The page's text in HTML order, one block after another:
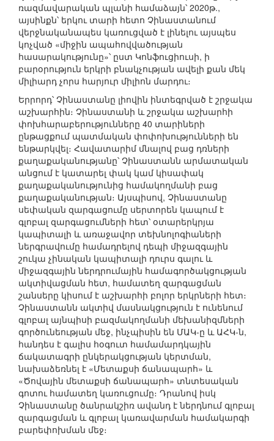
ռազմավարական պլանի համաձայն՝ 2020թ.,
այսինքն՝ երկու տարի հետո Չինաստանում
վերջնականապես կառուցված է լինելու այսպես
կոչված «միջին ապահովվածության
հասարակությունը»՝ ըստ Կոնֆուցիուսի, ի
բարօրություն երկրի բնակչության ավելի քան մեկ
միլիարդ չորս հարյուր միլիոն մարդու։
Երրորդ՝ Չինաստանը լիովին ինտեգրված է շրջակա
աշխարհին։ Չինաստանի և շրջակա աշխարհի
փոխհարաբերությունները 40 տարիների
ընթացքում պատմական փոփոխությունների են
ենթարկվել։ Հավատարիմ մնալով բաց դռների
քաղաքականությանը՝ Չինաստանն արմատական
անցում է կատարել փակ կամ կիսափակ
քաղաքականությունից համակողմանի բաց
քաղաքականության։ Այսպիսով, Չինաստանը
սեփական զարգացումը սերտորեն կապում է
գլոբալ զարգացումների հետ՝ օտարերկրյա
կապիտալի և առաջավոր տեխնոլոգիաների
ներգրավումը համադրելով դեպի միջազգային
շուկա չինական կապիտալի դուրս գալու և
միջազգային ներդրումային համագործակցության
ակտիվացման հետ, համատեղ զարգացման
շանսերը կիսում է աշխարհի բոլոր երկրների հետ։
Չինաստանն ակտիվ մասնակցություն է ունենում
գլոբալ այնպիսի բազմակողմանի մեխանիզմների
գործունեության մեջ, ինչպիսին են ՄԱԿ-ը և ԱՀԿ-ն,
հանդես է գալիս հօգուտ համամարդկային
ճակատագրի ընկերակցության կերտման,
նախաձեռնել է «Մետաքսի ճանապարհ» և
«Ծովային մետաքսի ճանապարհ» տնտեսական
գոտու համատեղ կառուցումը։ Դրանով իսկ
Չինաստանը ծանրակշիռ ավանդ է ներդնում գլոբալ
զարգացման և գլոբալ կառավարման համակարգի
բարեփոխման մեջ։